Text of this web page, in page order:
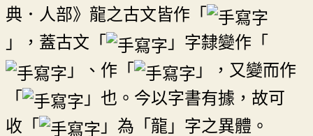
典．人部》龍之古文皆作「
」，蓋古文「
」字隸變作「
」、作「
」，又變而作
「
」也。今以字書有據，故可
收「
」為「龍」字之異體。